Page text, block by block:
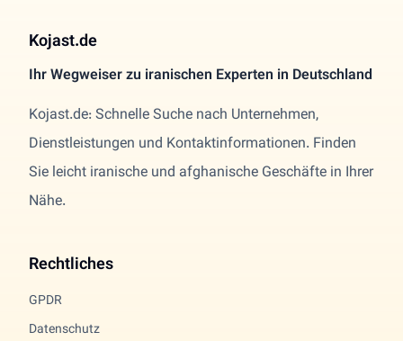
Kojast.de
Ihr Wegweiser zu iranischen Experten in Deutschland
Kojast.de: Schnelle Suche nach Unternehmen,
Dienstleistungen und Kontaktinformationen. Finden
Sie leicht iranische und afghanische Geschäfte in Ihrer
Nähe.
Rechtliches
GPDR
Datenschutz